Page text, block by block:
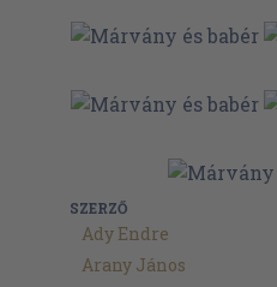
SZERZŐ
Ady Endre
Arany János